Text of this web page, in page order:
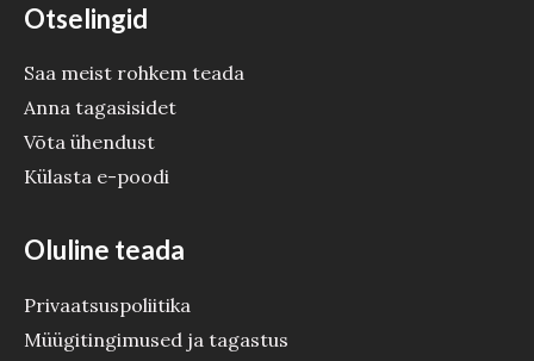
Otselingid
Saa meist rohkem teada
Anna tagasisidet
Võta ühendust
Külasta e-poodi
Oluline teada
Privaatsuspoliitika
Müügitingimused ja tagastus